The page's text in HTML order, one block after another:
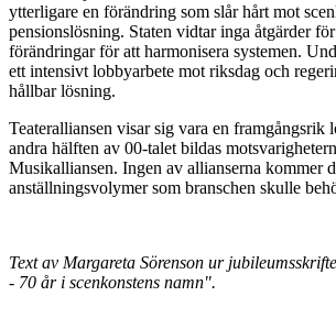
ytterligare en förändring som slår hårt mot
pensionslösning. Staten vidtar inga åtgärder
förändringar för att harmonisera systemen.
ett intensivt lobbyarbete mot riksdag och
hållbar lösning.
Teateralliansen visar sig vara en framgångsrik
andra hälften av 00-talet bildas
Musikalliansen. Ingen av allianserna kommer
anställningsvolymer som branschen skulle
Text av Margareta Sörenson ur
- 70 år i scenkonstens namn".